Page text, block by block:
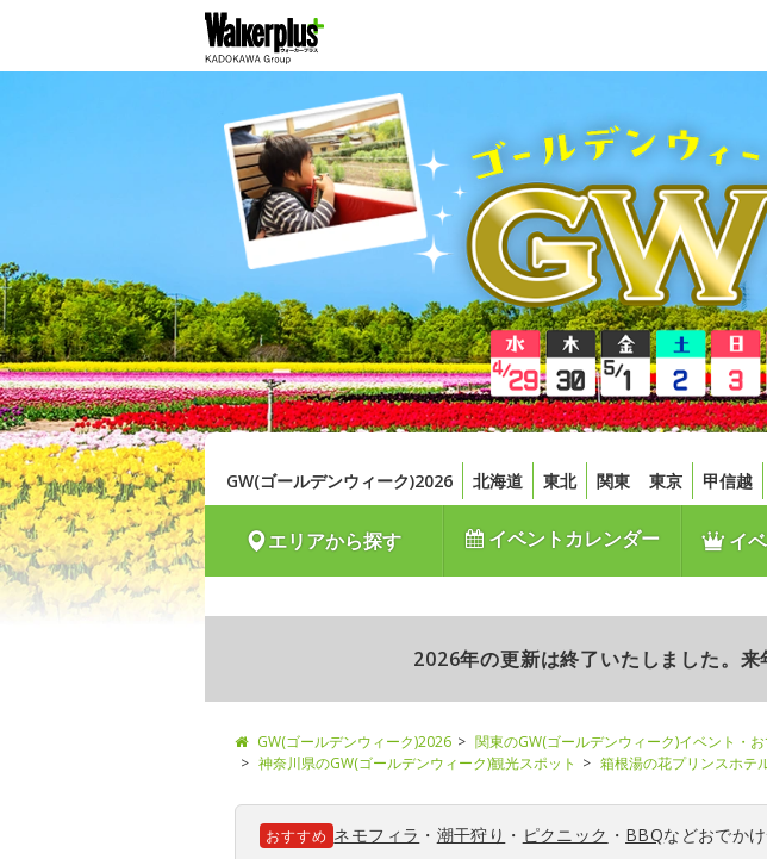
GW(ゴールデンウィーク)2026 北海道 東北 関東 東京 甲信越
エリアから探す イベントカレンダー イ
2026年の更新は終了いたしました。
GW(ゴールデンウィーク)2026 関東のGW(ゴールデンウィーク)イベント・
神奈川県のGW(ゴールデンウィーク)観光スポット
箱根湯の花プリンスホテ
おすすめ ネモフィラ ・ 潮干狩り ・ ピクニック ・ BBQなどおでか